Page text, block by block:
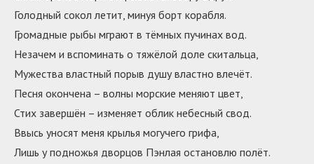
Голодный сокол летит, минуя борт корабля.
Громадные рыбы мграют в тёмных пучинах вод.
Незачем и вспоминать о тяжёлой доле скитальца,
Мужества властный порыв душу властно влечёт.
Песня окончена – волны морские меняют цвет,
Стих завершён – изменяет облик небесный свод.
Ввысь уносят меня крылья могучего грифа,
Лишь у подножья дворцов Пэнлая остановлю полёт.